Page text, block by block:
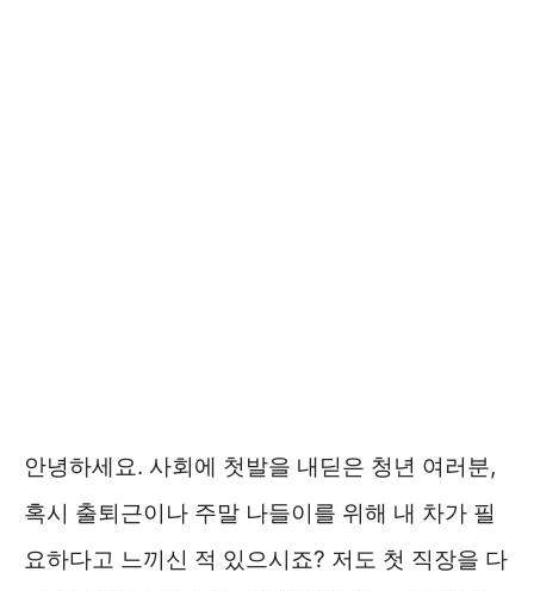
안녕하세요. 사회에 첫발을 내딛은 청년 여러분,
혹시 출퇴근이나 주말 나들이를 위해 내 차가 필
요하다고 느끼신 적 있으시죠? 저도 첫 직장을 다